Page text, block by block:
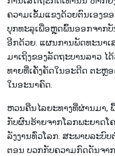
ຄວາມ​ເຂັ້ມ​ແຂງ​ດ້ວຍ​ຕົນ​ເອງ​ຂ
ບຸກ​ທະ​ລຸ​ເພື່ອຫຼຸດ​ພົ້ນ​ອອກ​ຈາກ​
ອີກ​ດ້ວຍ. ແຜນ​ການ​ພັດ​ທະ​ນາ​
ມາ​ເຖິງ​ຂອງລັດຖະບານ​ລາວ ໄ
ທາຍ​ທີ່​ເຄັ່ງ​ຄັດໃນ​ອະ​ດີດ​ ຕະຫຼ
ໃນ​ອະ​ນາ​ຄົດ.
ຫວນ​ຄືນ​ໄລ​ຍະທາງທີ່​ຜ່ານ​ມາ,
ກັບ​​ຜົນ​​ຮ້າຍ​ຈາກ​ໂລກ​ພະ​ຍາດ​ໂ
ລັງ​ງານ​ທົ່ວ​ໂລກ. ສະ​ພາບ​​ລະ​ບົ
ຕອນ ບວກ​ກັບ​ຄວ​າ​ມ​ກົດ​ດັນ​ຈາ